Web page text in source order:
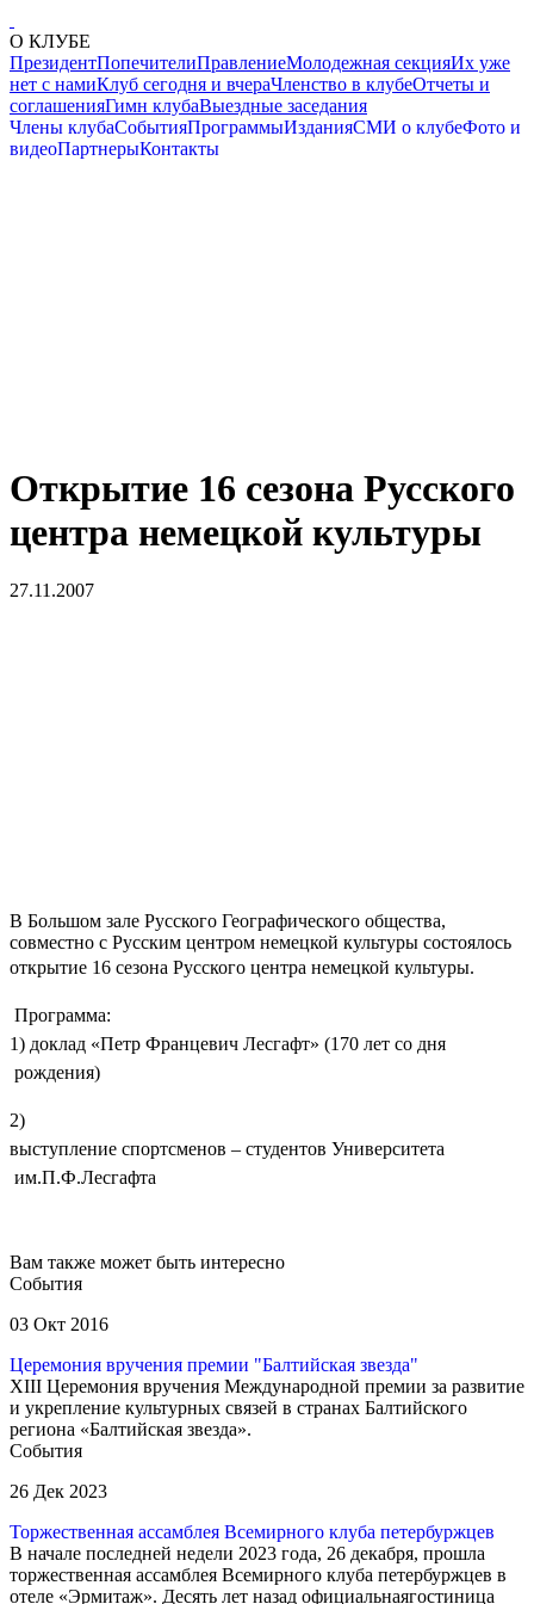
О КЛУБЕ
ПрезидентПопечителиПравлениеМолодежная секцияИх уже
нет с намиКлуб сегодня и вчераЧленство в клубеОтчеты и
соглашенияГимн клубаВыездные заседания
Члены клубаСобытияПрограммыИзданияСМИ о клубеФото и
видеоПартнерыКонтакты
Открытие 16 сезона Русского
центра немецкой культуры
27.11.2007
В Большом зале Русского Географического общества,
совместно с Русским центром немецкой культуры состоялось
открытие 16 сезона Русского центра немецкой культуры.
Программа:
1) доклад «Петр Францевич Лесгафт» (170 лет со дня
рождения)
2)
выступление спортсменов – студентов Университета
им.П.Ф.Лесгафта
Вам также может быть интересно
События
03 Окт 2016
Церемония вручения премии "Балтийская звезда"
XIII Церемония вручения Международной премии за развитие
и укрепление культурных связей в странах Балтийского
региона «Балтийская звезда».
События
26 Дек 2023
Торжественная ассамблея Всемирного клуба петербуржцев
В начале последней недели 2023 года, 26 декабря, прошла
торжественная ассамблея Всемирного клуба петербуржцев в
отеле «Эрмитаж». Десять лет назад официальнаягостиница